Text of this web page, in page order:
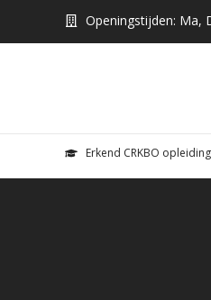
Openingstijden: Ma,
Erkend CRKBO